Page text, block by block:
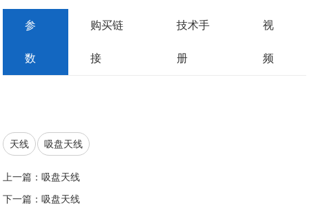
参
数
购买链
接
技术手
册
视
频
天线 吸盘天线
上一篇：吸盘天线
下一篇：吸盘天线